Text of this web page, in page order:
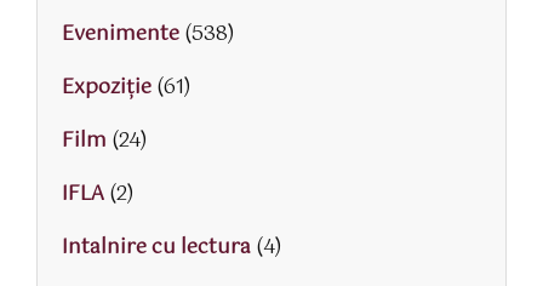
Evenimente(538)
Expoziție(61)
Film (24)
IFLA(2)
Intalnire cu lectura(4)